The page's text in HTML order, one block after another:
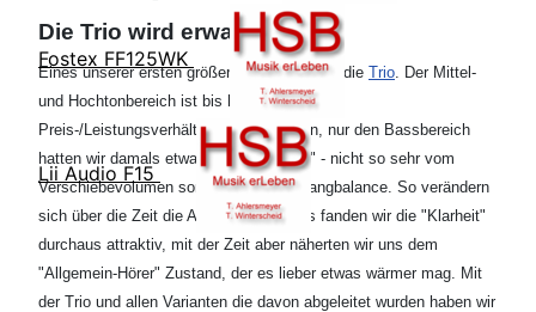
Fostex FF125WK
Lii Audio F15
Die Trio wird erwachsen . . .
Eines unserer ersten größeren Projekte war die Trio. Der Mittel-
und Hochtonbereich ist bis heute in Punkto
Preis-/Leistungsverhältnis ungeschlagen, nur den Bassbereich
hatten wir damals etwas "unterbelichtet" - nicht so sehr vom
Verschiebevolumen sondern von der Klangbalance. So verändern
sich über die Zeit die Ansichten, damals fanden wir die "Klarheit"
durchaus attraktiv, mit der Zeit aber näherten wir uns dem
"Allgemein-Hörer" Zustand, der es lieber etwas wärmer mag. Mit
der Trio und allen Varianten die davon abgeleitet wurden haben wir